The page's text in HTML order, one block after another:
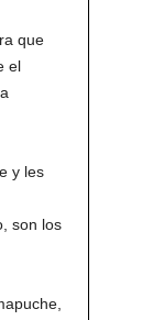
que
el
y les
son los